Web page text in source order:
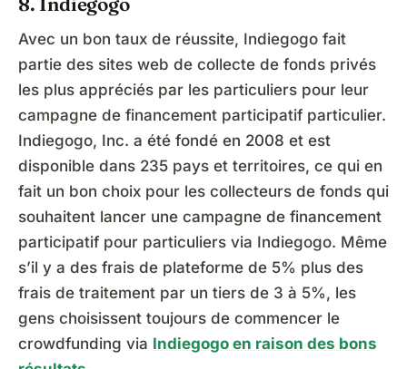
Avec un bon taux de réussite, Indiegogo fait
partie des sites web de collecte de fonds privés
les plus appréciés par les particuliers pour leur
campagne de financement participatif particulier.
Indiegogo, Inc. a été fondé en 2008 et est
disponible dans 235 pays et territoires, ce qui en
fait un bon choix pour les collecteurs de fonds qui
souhaitent lancer une campagne de financement
participatif pour particuliers via Indiegogo. Même
s’il y a des frais de plateforme de 5% plus des
frais de traitement par un tiers de 3 à 5%, les
gens choisissent toujours de commencer le
crowdfunding via Indiegogo en raison des bons